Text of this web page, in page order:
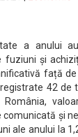
a anului
și
față
42 de
comunicată și
ale anului la